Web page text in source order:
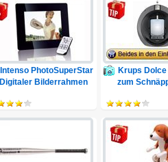
Intenso PhotoSuperStar
Digitaler Bilderrahmen
Krups
zum